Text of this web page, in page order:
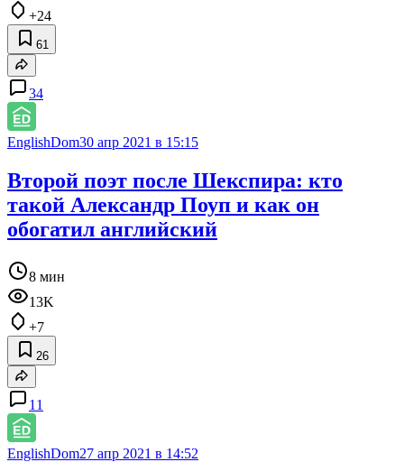
+24
61
34
EnglishDom30 апр 2021 в 15:15
Второй поэт после Шекспира: кто
такой Александр Поуп и как он
обогатил английский
8 мин
13K
+7
26
11
EnglishDom27 апр 2021 в 14:52